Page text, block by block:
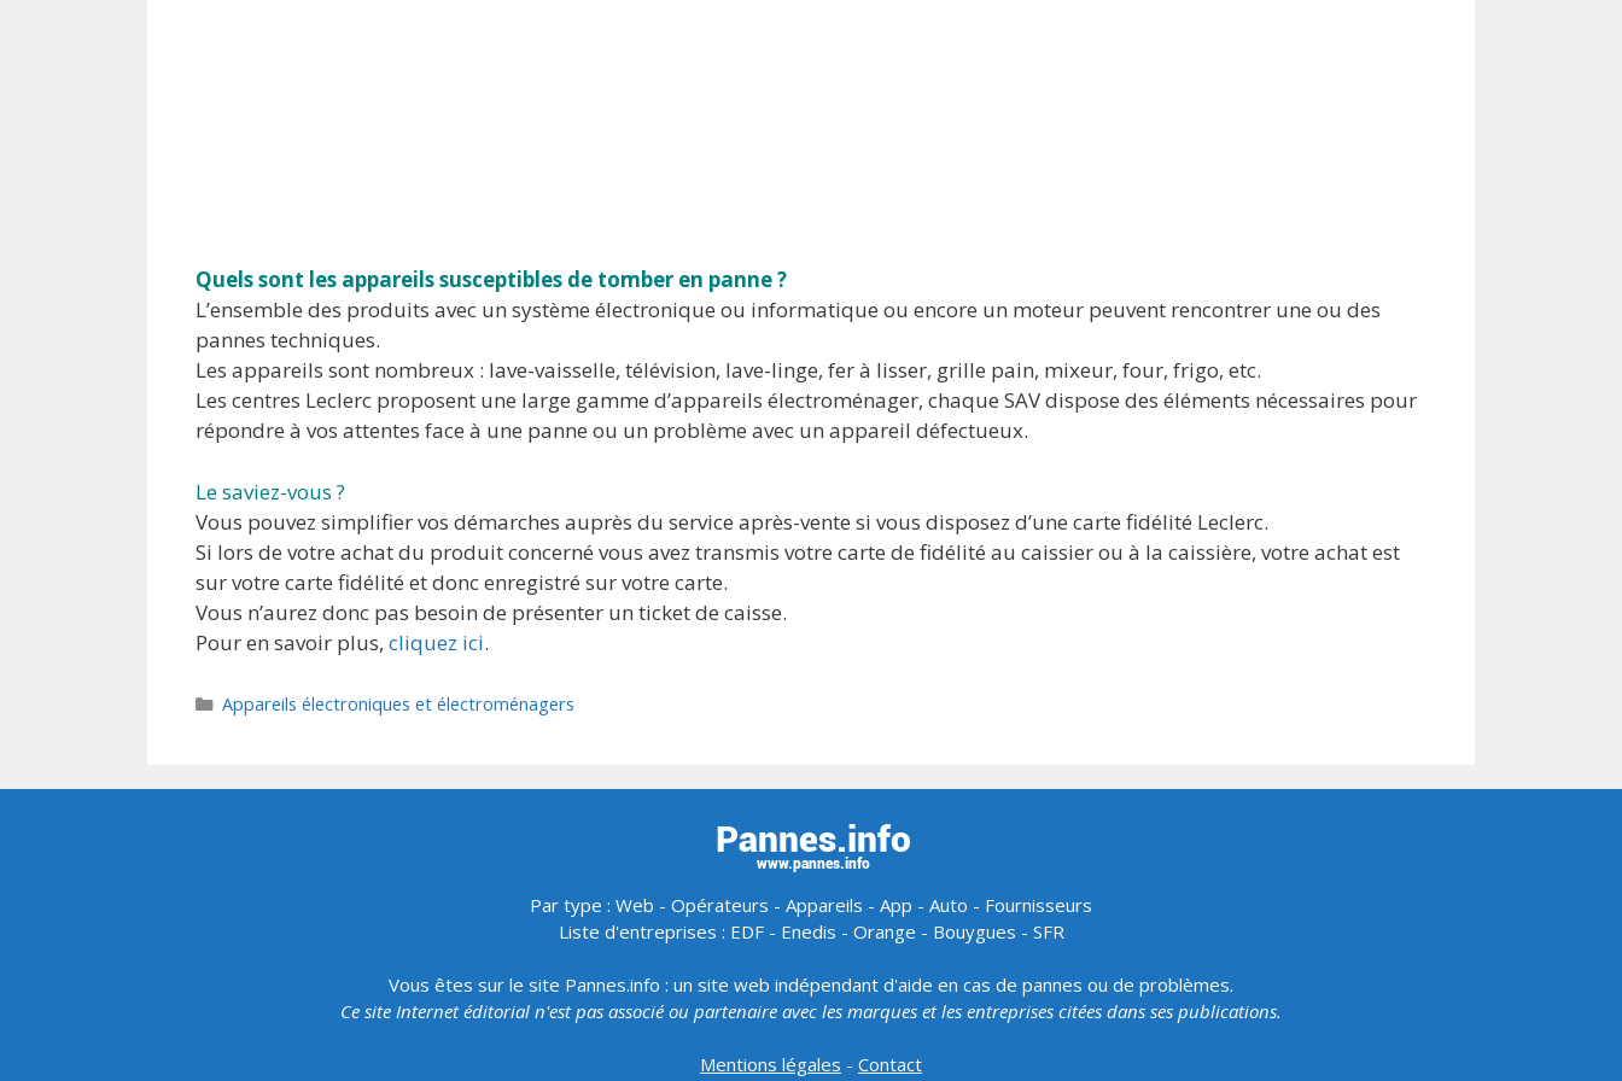
Quels sont les appareils susceptibles de tomber en panne ?
L’ensemble des produits avec un système électronique ou informatique ou encore un moteur peuvent rencontrer une ou des
pannes techniques.
Les appareils sont nombreux : lave-vaisselle, télévision, lave-linge, fer à lisser, grille pain, mixeur, four, frigo, etc.
Les centres Leclerc proposent une large gamme d’appareils électroménager, chaque SAV dispose des éléments nécessaires pour
répondre à vos attentes face à une panne ou un problème avec un appareil défectueux.
Le saviez-vous ?
Vous pouvez simplifier vos démarches auprès du service après-vente si vous disposez d’une carte fidélité Leclerc.
Si lors de votre achat du produit concerné vous avez transmis votre carte de fidélité au caissier ou à la caissière, votre achat est
sur votre carte fidélité et donc enregistré sur votre carte.
Vous n’aurez donc pas besoin de présenter un ticket de caisse.
Pour en savoir plus, cliquez ici.
Catégories
Appareils électroniques et électroménagers
Par type : Web - Opérateurs - Appareils - App - Auto - Fournisseurs
Liste d'entreprises : EDF- Enedis - Orange - Bouygues - SFR
Vous êtes sur le site Pannes.info : un site web indépendant d'aide en cas de pannes ou de problèmes.
Ce site Internet éditorial n'est pas associé ou partenaire avec les marques et les entreprises citées dans ses publications.
Mentions légales - Contact